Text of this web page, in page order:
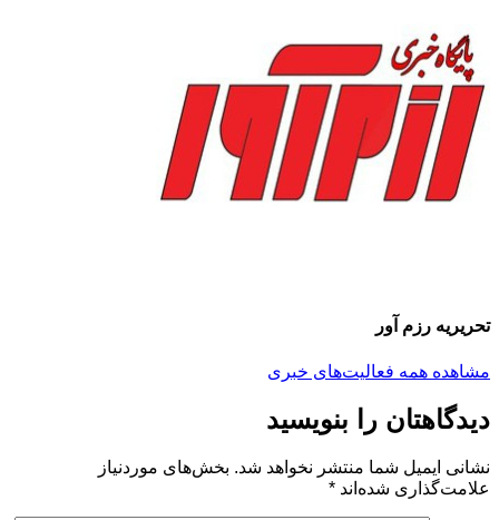
تحریریه رزم آور
مشاهده همه فعالیت‌های خبری
دیدگاهتان را بنویسید
نشانی ایمیل شما منتشر نخواهد شد. بخش‌های موردنیاز
علامت‌گذاری شده‌اند *